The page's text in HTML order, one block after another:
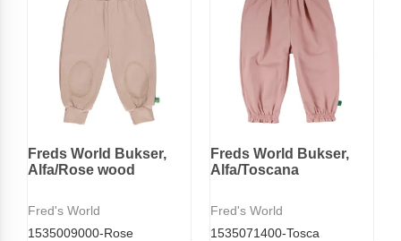
Freds World Bukser,
Alfa/Rose wood
Fred's World
1535009000-Rose
Freds World Bukser,
Alfa/Toscana
Fred's World
1535071400-Tosca